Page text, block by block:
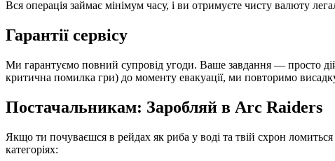
Вся операція займає мінімум часу, і ви отримуєте чисту валюту
Гарантії сервісу
Ми гарантуємо повний супровід угоди. Ваше завдання — просто
критична помилка гри) до моменту евакуації, ми повторимо
Постачальникам: Заробляй в Arc Raiders
Якщо ти почуваєшся в рейдах як риба у воді та твій схрон
категоріях: